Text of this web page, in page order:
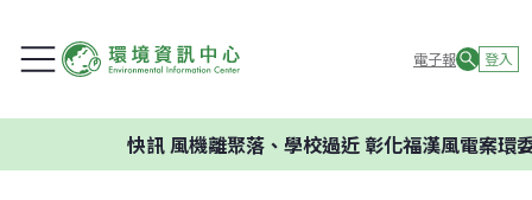
電子報 登入
快訊風機離聚落、學校過近 彰化福漢風電案環委建